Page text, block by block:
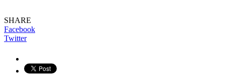
SHARE
Facebook
Twitter